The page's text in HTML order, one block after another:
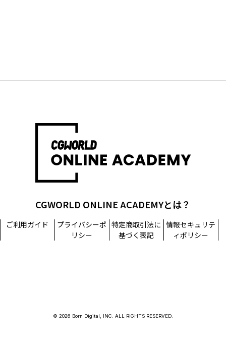
CGWORLD ONLINE ACADEMYとは？
ご利用ガイド
プライバシーポ
リシー
特定商取引法に
基づく表記
情報セキュリテ
ィポリシー
© 2026 Born Digital, INC. ALL RIGHTS RESERVED.